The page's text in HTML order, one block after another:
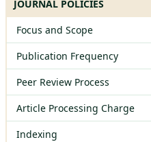
JOURNAL POLICIES
Focus and Scope
Publication Frequency
Peer Review Process
Article Processing Charge
Indexing